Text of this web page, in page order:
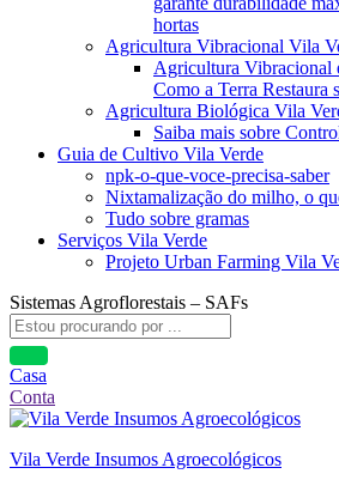
hortas
Agricultura Vibracional Vila
Agricultura Vibracional
Como a Terra Restaura
Agricultura Biológica Vila
Saiba mais sobre
Guia de Cultivo Vila Verde
npk-o-que-voce-precisa-saber
Nixtamalização do milho, o
Tudo sobre gramas
Serviços Vila Verde
Projeto Urban Farming Vila
Sistemas Agroflorestais – SAFs
Casa
Conta
Vila Verde Insumos Agroecológicos